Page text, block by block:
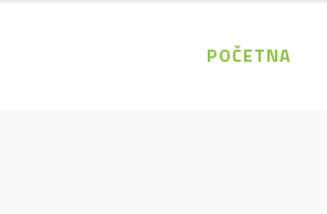
POČETNA